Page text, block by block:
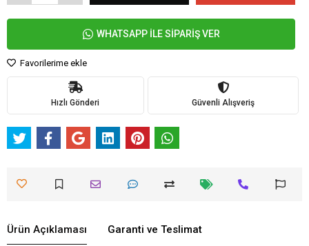
WHATSAPP İLE SİPARİŞ VER
Favorilerime ekle
Hızlı Gönderi Güvenli Alışveriş
Ürün Açıklaması Garanti ve Teslimat